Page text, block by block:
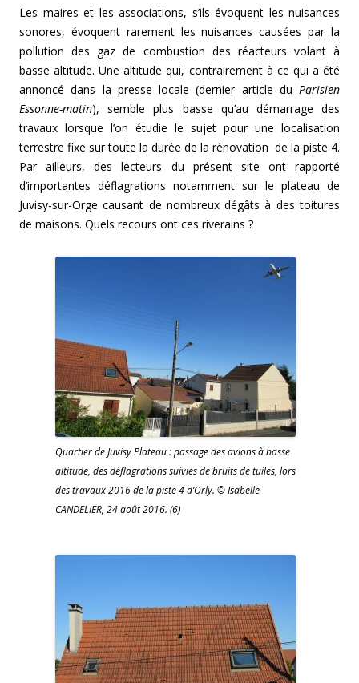
Les maires et les associations, s’ils évoquent les nuisances
sonores, évoquent rarement les nuisances causées par la
pollution des gaz de combustion des réacteurs volant à
basse altitude. Une altitude qui, contrairement à ce qui a été
annoncé dans la presse locale (dernier article du Parisien
Essonne-matin), semble plus basse qu’au démarrage des
travaux lorsque l’on étudie le sujet pour une localisation
terrestre fixe sur toute la durée de la rénovation de la piste 4.
Par ailleurs, des lecteurs du présent site ont rapporté
d’importantes déflagrations notamment sur le plateau de
Juvisy-sur-Orge causant de nombreux dégâts à des toitures
de maisons. Quels recours ont ces riverains ?
Quartier de Juvisy Plateau : passage des avions à basse
altitude, des déflagrations suivies de bruits de tuiles, lors
des travaux 2016 de la piste 4 d’Orly. © Isabelle
CANDELIER, 24 août 2016. (6)